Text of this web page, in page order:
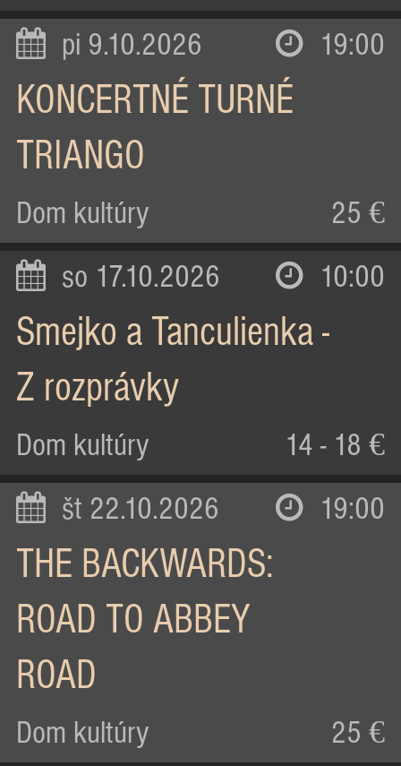
pi 9.10.2026 19:00
KONCERTNÉ TURNÉ
TRIANGO
Dom kultúry 25 €
so 17.10.2026 10:00
Smejko a Tanculienka -
Z rozprávky
Dom kultúry 14 - 18 €
št 22.10.2026 19:00
THE BACKWARDS:
ROAD TO ABBEY
ROAD
Dom kultúry 25 €